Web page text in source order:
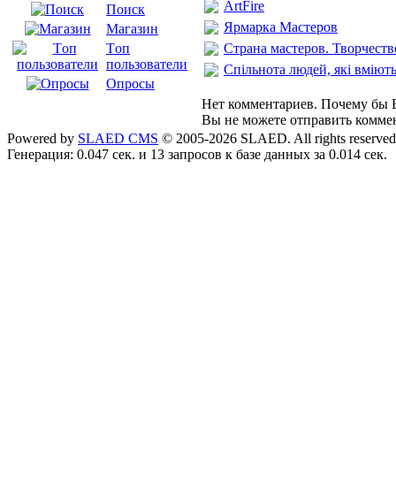
Поиск
Магазин
Tоп
пользователи
Опросы
ArtFire
Ярмарка Мастеров
Страна мастеров.
Спільнота людей, які
Нет комментариев. Почему бы
Вы не можете отправить
Powered by SLAED CMS © 2005-2026 SLAED. All rights
Генерация: 0.047 сек. и 13 запросов к базе данных за 0.014 сек.